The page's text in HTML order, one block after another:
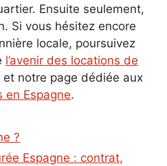
Ensuite seulement,
Si vous hésitez encore
locale, poursuivez
l’avenir des locations de
et notre page dédiée aux
en Espagne.
?
Espagne : contrat,